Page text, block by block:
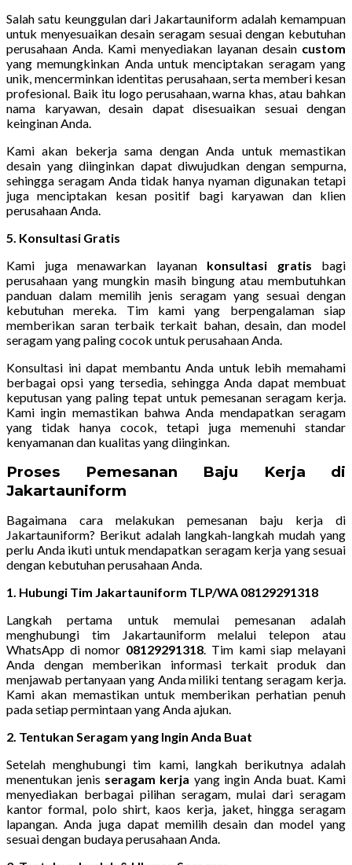
Salah satu keunggulan dari Jakartauniform adalah kemampuan
untuk menyesuaikan desain seragam sesuai dengan kebutuhan
perusahaan Anda. Kami menyediakan layanan desain custom
yang memungkinkan Anda untuk menciptakan seragam yang
unik, mencerminkan identitas perusahaan, serta memberi kesan
profesional. Baik itu logo perusahaan, warna khas, atau bahkan
nama karyawan, desain dapat disesuaikan sesuai dengan
keinginan Anda.
Kami akan bekerja sama dengan Anda untuk memastikan
desain yang diinginkan dapat diwujudkan dengan sempurna,
sehingga seragam Anda tidak hanya nyaman digunakan tetapi
juga menciptakan kesan positif bagi karyawan dan klien
perusahaan Anda.
5. Konsultasi Gratis
Kami juga menawarkan layanan konsultasi gratis bagi
perusahaan yang mungkin masih bingung atau membutuhkan
panduan dalam memilih jenis seragam yang sesuai dengan
kebutuhan mereka. Tim kami yang berpengalaman siap
memberikan saran terbaik terkait bahan, desain, dan model
seragam yang paling cocok untuk perusahaan Anda.
Konsultasi ini dapat membantu Anda untuk lebih memahami
berbagai opsi yang tersedia, sehingga Anda dapat membuat
keputusan yang paling tepat untuk pemesanan seragam kerja.
Kami ingin memastikan bahwa Anda mendapatkan seragam
yang tidak hanya cocok, tetapi juga memenuhi standar
kenyamanan dan kualitas yang diinginkan.
Proses Pemesanan Baju Kerja di
Jakartauniform
Bagaimana cara melakukan pemesanan baju kerja di
Jakartauniform? Berikut adalah langkah-langkah mudah yang
perlu Anda ikuti untuk mendapatkan seragam kerja yang sesuai
dengan kebutuhan perusahaan Anda.
1. Hubungi Tim Jakartauniform TLP/WA 08129291318
Langkah pertama untuk memulai pemesanan adalah
menghubungi tim Jakartauniform melalui telepon atau
WhatsApp di nomor 08129291318. Tim kami siap melayani
Anda dengan memberikan informasi terkait produk dan
menjawab pertanyaan yang Anda miliki tentang seragam kerja.
Kami akan memastikan untuk memberikan perhatian penuh
pada setiap permintaan yang Anda ajukan.
2. Tentukan Seragam yang Ingin Anda Buat
Setelah menghubungi tim kami, langkah berikutnya adalah
menentukan jenis seragam kerja yang ingin Anda buat. Kami
menyediakan berbagai pilihan seragam, mulai dari seragam
kantor formal, polo shirt, kaos kerja, jaket, hingga seragam
lapangan. Anda juga dapat memilih desain dan model yang
sesuai dengan budaya perusahaan Anda.